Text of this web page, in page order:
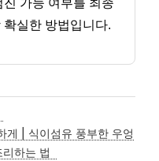
가능 여부를 최종
실한 방법입니다.
게 | 식이섬유 풍부한 우엉
하는 법